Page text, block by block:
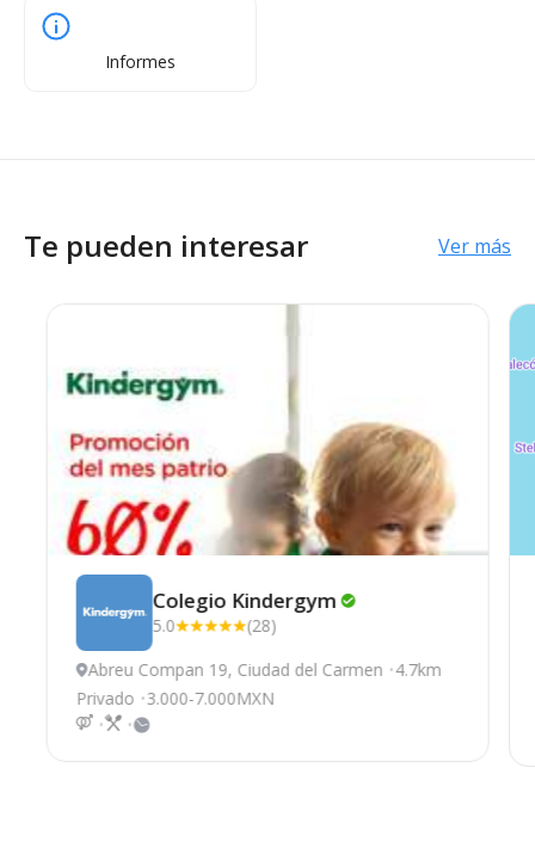
Informes
Te pueden interesar Ver más
Colegio Kindergym
5.0
(28)
Abreu Compan 19, Ciudad del Carmen 4.7km
Privado 3.000-7.000MXN